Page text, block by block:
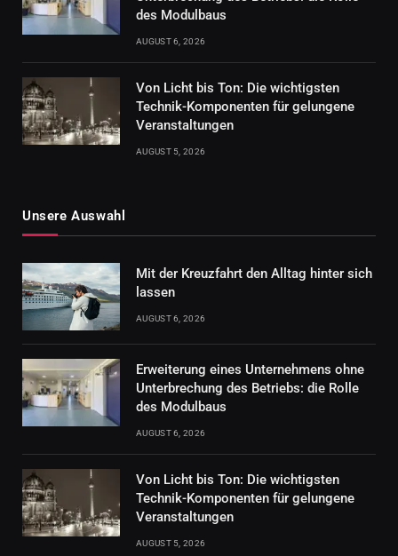
des Modulbaus
AUGUST 6, 2026
Von Licht bis Ton: Die wichtigsten
Technik-Komponenten für gelungene
Veranstaltungen
AUGUST 5, 2026
Unsere Auswahl
Mit der Kreuzfahrt den Alltag hinter sich
lassen
AUGUST 6, 2026
Erweiterung eines Unternehmens ohne
Unterbrechung des Betriebs: die Rolle
des Modulbaus
AUGUST 6, 2026
Von Licht bis Ton: Die wichtigsten
Technik-Komponenten für gelungene
Veranstaltungen
AUGUST 5, 2026